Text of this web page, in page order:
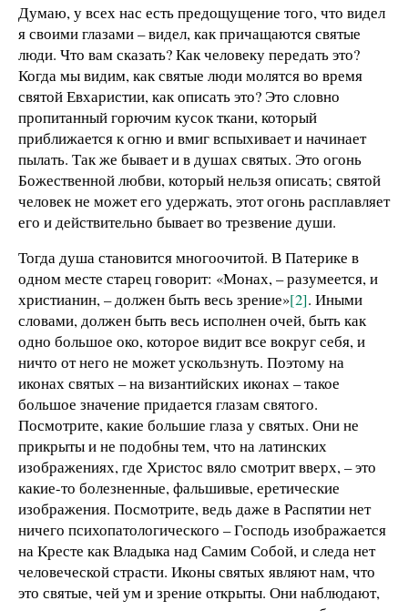
Думаю, у всех нас есть предощущение того, что видел
я своими глазами – видел, как причащаются святые
люди. Что вам сказать? Как человеку передать это?
Когда мы видим, как святые люди молятся во время
святой Евхаристии, как описать это? Это словно
пропитанный горючим кусок ткани, который
приближается к огню и вмиг вспыхивает и начинает
пылать. Так же бывает и в душах святых. Это огонь
Божественной любви, который нельзя описать; святой
человек не может его удержать, этот огонь расплавляет
его и действительно бывает во трезвение души.
Тогда душа становится многоочитой. В Патерике в
одном месте старец говорит: «Монах, – разумеется, и
христианин, – должен быть весь зрение»[2]. Иными
словами, должен быть весь исполнен очей, быть как
одно большое око, которое видит все вокруг себя, и
ничто от него не может ускользнуть. Поэтому на
иконах святых – на византийских иконах – такое
большое значение придается глазам святого.
Посмотрите, какие большие глаза у святых. Они не
прикрыты и не подобны тем, что на латинских
изображениях, где Христос вяло смотрит вверх, – это
какие-то болезненные, фальшивые, еретические
изображения. Посмотрите, ведь даже в Распятии нет
ничего психопатологического – Господь изображается
на Кресте как Владыка над Самим Собой, и следа нет
человеческой страсти. Иконы святых являют нам, что
это святые, чей ум и зрение открыты. Они наблюдают,